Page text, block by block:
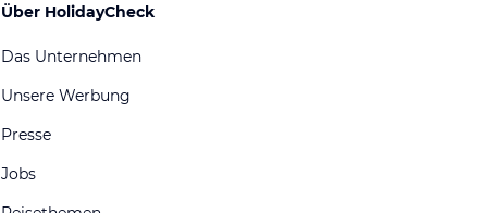
Über HolidayCheck
Das Unternehmen
Unsere Werbung
Presse
Jobs